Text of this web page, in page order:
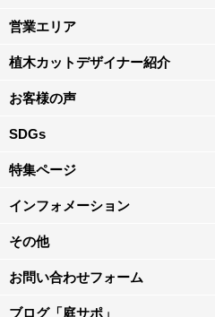
営業エリア
植木カットデザイナー紹介
お客様の声
SDGs
特集ページ
インフォメーション
その他
お問い合わせフォーム
ブログ「庭サポ」